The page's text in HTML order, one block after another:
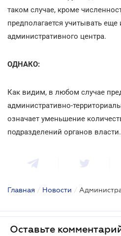
таком случае, кроме
предполагается учитывать еще
административного центра.
ОДНАКО:
Как видим, в любом случае
административно-
означает уменьшение
подразделений органов власти.
Главная / Новости /
Оставьте